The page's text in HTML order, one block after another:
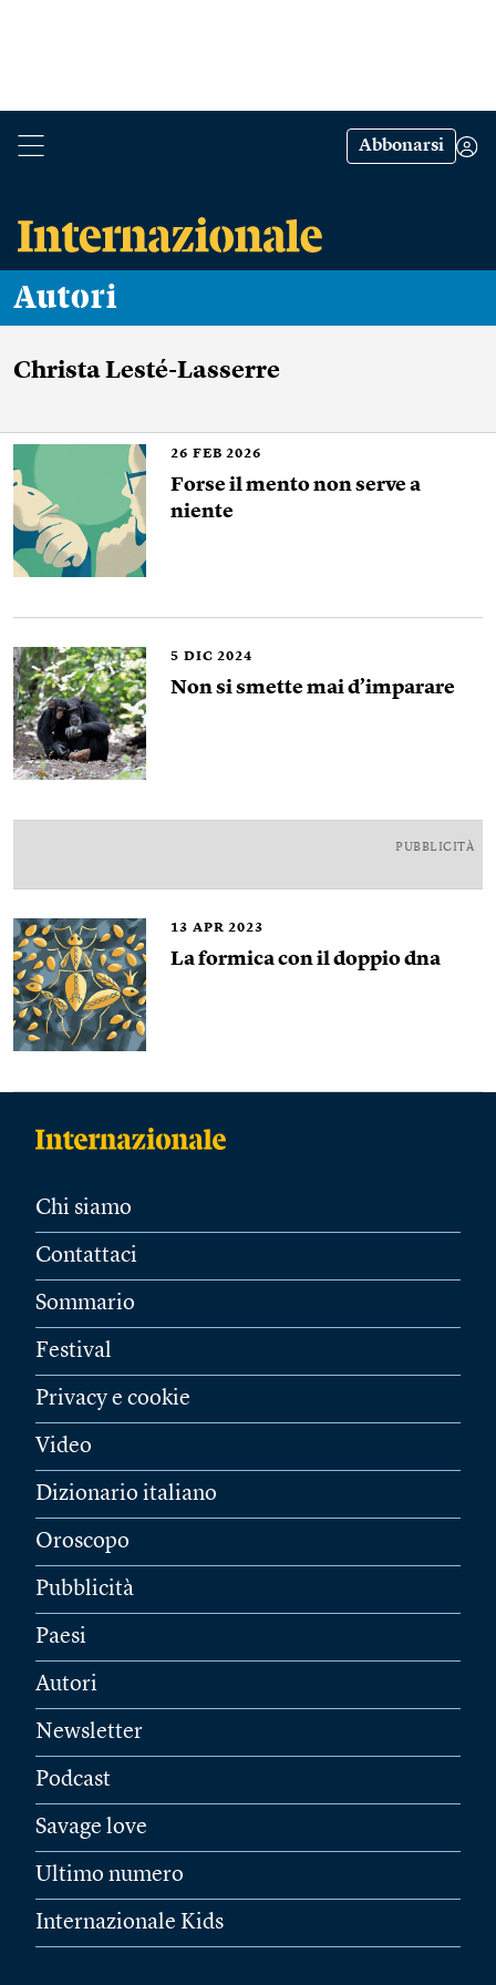
Abbonarsi
Autori
Christa Lesté-Lasserre
26 FEB 2026
Forse il mento non serve a
niente
5 DIC 2024
Non si smette mai d’imparare
PUBBLICITÀ
13 APR 2023
La formica con il doppio dna
Chi siamo
Contattaci
Sommario
Festival
Privacy e cookie
Video
Dizionario italiano
Oroscopo
Pubblicità
Paesi
Autori
Newsletter
Podcast
Savage love
Ultimo numero
Internazionale Kids